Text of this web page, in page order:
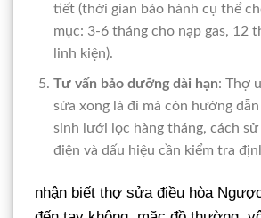
tiết (thời gian bảo hành cụ thể
mục: 3-6 tháng cho nạp gas, 12
linh kiện).
Tư vấn bảo dưỡng dài hạn: Thợ
sửa xong là đi mà còn hướng
sinh lưới lọc hàng tháng, cách
điện và dấu hiệu cần kiểm tra
nhận biết thợ sửa điều hòa